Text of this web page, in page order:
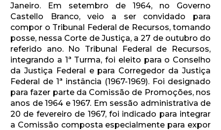
Janeiro. Em setembro de 1964, no Governo
Castello Branco, veio a ser convidado para
compor o Tribunal Federal de Recursos, tomando
posse, nessa Corte de Justiça, a 27 de outubro do
referido ano. No Tribunal Federal de Recursos,
integrando a 1ª Turma, foi eleito para o Conselho
da Justiça Federal e para Corregedor da Justiça
Federal de 1ª instância (1967-1969). Foi designado
para fazer parte da Comissão de Promoções, nos
anos de 1964 e 1967. Em sessão administrativa de
20 de fevereiro de 1967, foi indicado para integrar
a Comissão composta especialmente para expor